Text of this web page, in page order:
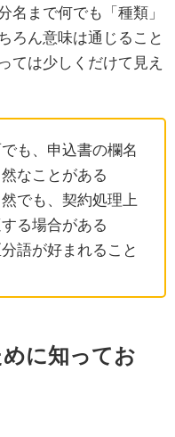
名まで何でも「種類」
ろん意味は通じること
ては少しくだけて見え
も、申込書の欄名
なことがある
でも、契約処理上
る場合がある
語が好まれること
に知ってお